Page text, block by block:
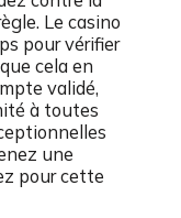
Le casino
pour vérifier
cela en
validé,
à toutes
une
pour cette